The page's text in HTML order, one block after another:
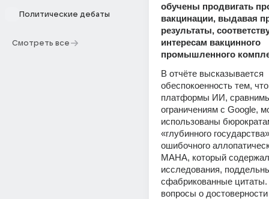
Политические дебаты
Смотреть все
обучены продвигать
вакцинации, выдавая
результаты,
интересам вакцинного
промышленного
В отчёте высказывается
обеспокоенность тем,
платформы ИИ,
ограничениям с Google,
использованы
«глубинного
ошибочного
MAHA, который
исследования,
сфабрикованные
вопросы о